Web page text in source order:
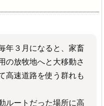
年３月になると、家畜
の放牧地へと大移動さ
高速道路を使う群れも
ルートだった場所に高